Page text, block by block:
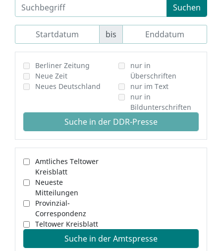
Suchen
bis
Berliner Zeitung
Neue Zeit
Neues Deutschland
nur in
Überschriften
nur im Text
nur in
Bildunterschriften
Suche in der DDR-Presse
Amtliches Teltower
Kreisblatt
Neueste
Mitteilungen
Provinzial-
Correspondenz
Teltower Kreisblatt
Suche in der Amtspresse